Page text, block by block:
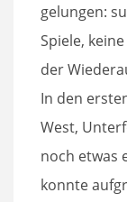
gelungen:
Spiele,
der
In den
West,
noch etwas
konnte